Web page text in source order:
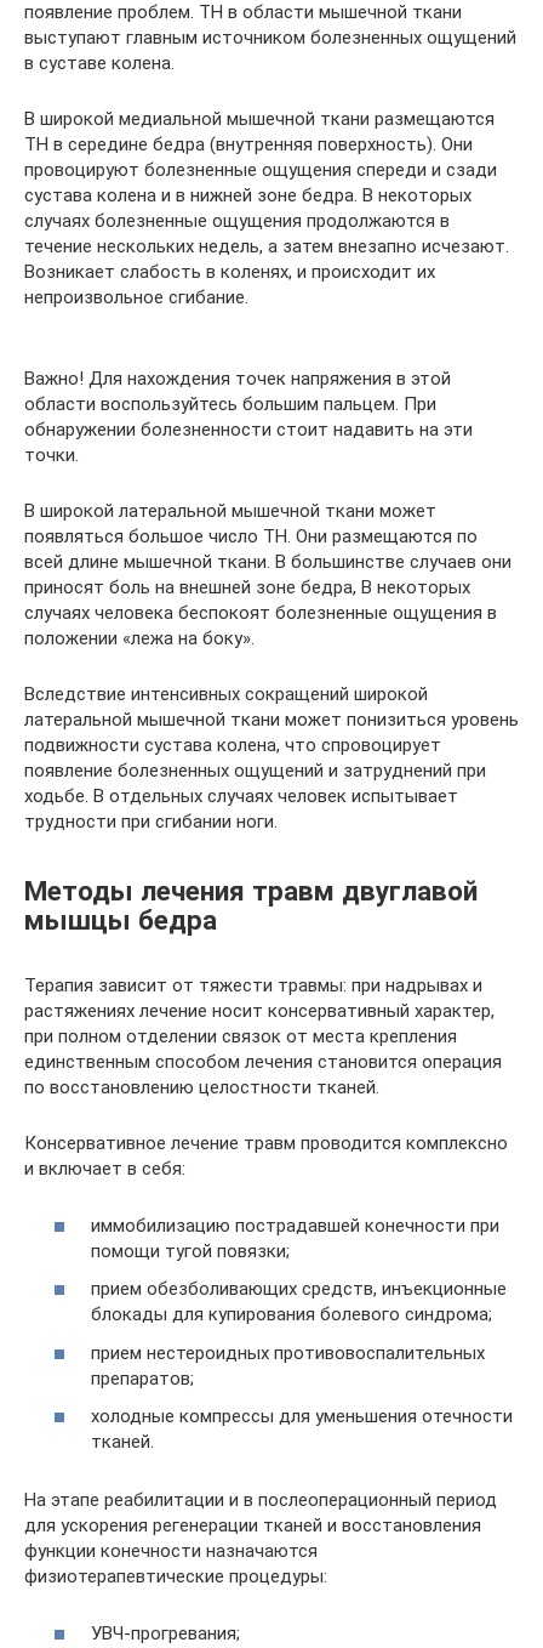
появление проблем. ТН в области мышечной ткани
выступают главным источником болезненных ощущений
в суставе колена.
В широкой медиальной мышечной ткани размещаются
ТН в середине бедра (внутренняя поверхность). Они
провоцируют болезненные ощущения спереди и сзади
сустава колена и в нижней зоне бедра. В некоторых
случаях болезненные ощущения продолжаются в
течение нескольких недель, а затем внезапно исчезают.
Возникает слабость в коленях, и происходит их
непроизвольное сгибание.
Важно! Для нахождения точек напряжения в этой
области воспользуйтесь большим пальцем. При
обнаружении болезненности стоит надавить на эти
точки.
В широкой латеральной мышечной ткани может
появляться большое число ТН. Они размещаются по
всей длине мышечной ткани. В большинстве случаев они
приносят боль на внешней зоне бедра, В некоторых
случаях человека беспокоят болезненные ощущения в
положении «лежа на боку».
Вследствие интенсивных сокращений широкой
латеральной мышечной ткани может понизиться уровень
подвижности сустава колена, что спровоцирует
появление болезненных ощущений и затруднений при
ходьбе. В отдельных случаях человек испытывает
трудности при сгибании ноги.
Методы лечения травм двуглавой
мышцы бедра
Терапия зависит от тяжести травмы: при надрывах и
растяжениях лечение носит консервативный характер,
при полном отделении связок от места крепления
единственным способом лечения становится операция
по восстановлению целостности тканей.
Консервативное лечение травм проводится комплексно
и включает в себя:
иммобилизацию пострадавшей конечности при
помощи тугой повязки;
прием обезболивающих средств, инъекционные
блокады для купирования болевого синдрома;
прием нестероидных противовоспалительных
препаратов;
холодные компрессы для уменьшения отечности
тканей.
На этапе реабилитации и в послеоперационный период
для ускорения регенерации тканей и восстановления
функции конечности назначаются
физиотерапевтические процедуры:
УВЧ-прогревания;